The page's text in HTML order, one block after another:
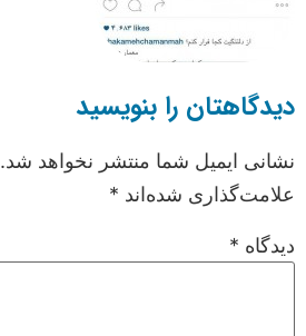
دیدگاهتان را بنویسید
نشانی ایمیل شما منتشر نخواهد شد.
علامت‌گذاری شده‌اند *
دیدگاه *